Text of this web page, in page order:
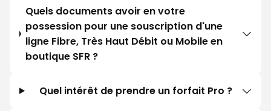
Quels documents avoir en votre
possession pour une souscription d'une
ligne Fibre, Très Haut Débit ou Mobile en
boutique SFR ?
Quel intérêt de prendre un forfait Pro ?